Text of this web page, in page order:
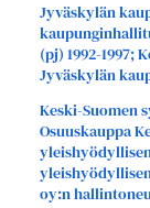
Jyväskylän
(pj) 1992-1997;
Jyväskylän
Keski-Suomen
Osuuskauppa
oy:n